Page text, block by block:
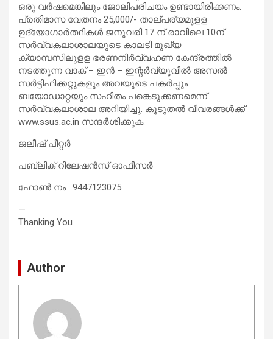
ഒരു വർഷമെങ്കിലും ജോലിപരിചയം ഉണ്ടായിരിക്കണം.
പ്രതിമാസ വേതനം 25,000/- താല്പര്യമുളള
ഉദ്യോഗാർത്ഥികൾ ജനുവരി 17 ന് രാവിലെ 10ന്
സർവ്വകലാശാലയുടെ കാലടി മുഖ്യ
ക്യാമ്പസിലുളള ഭരണനിർവ്വഹണ കേന്ദ്രത്തിൽ
നടത്തുന്ന വാക് – ഇൻ – ഇന്റർവ്യൂവിൽ അസൽ
സർട്ടിഫിക്കറ്റുകളും അവയുടെ പകർപ്പും
ബയോഡാറ്റയും സഹിതം പങ്കെടുക്കണമെന്ന്
സർവ്വകലാശാല അറിയിച്ചു. കൂടുതൽ വിവരങ്ങൾക്ക്
www.ssus.ac.in സന്ദർശിക്കുക.
ജലീഷ് പീറ്റർ
പബ്ലിക് റിലേഷൻസ് ഓഫീസർ
ഫോൺ നം : 9447123075
—
Thanking You
Author